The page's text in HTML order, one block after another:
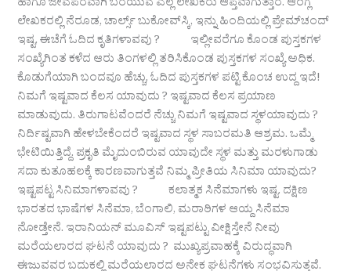
ಹಾಗೂ ಜೀವಪರವಾಗಿ ಬರೆಯುವ ಎಲ್ಲ ಲೇಖಕರು ಆಪ್ತವಾಗುತ್ತಾರೆ. ಆಂಗ್ಲ
ಲೇಖಕರಲ್ಲಿ ನೆರೂಡ, ಚಾರ್ಲ್ಸ್ ಬುಕೋವ್‌ಸ್ಕಿ, ಇನ್ನು ಹಿಂದಿಯಲ್ಲಿ ಪ್ರೇಮ್‌ಚಂದ್
ಇಷ್ಟ, ಈಚೆಗೆ ಓದಿದ ಕೃತಿಗಳಾವವು ? ಇಲ್ಲೀವರೆಗೂ ಕೊಂಡ ಪುಸ್ತಕಗಳ
ಸಂಖ್ಯೆಗಿಂತ ಕಳೆದ ಆರು ತಿಂಗಳಲ್ಲಿ ತರಿಸಿಕೊಂಡ ಪುಸ್ತಕಗಳ ಸಂಖ್ಯೆ ಅಧಿಕ.
ಕೊಡುಗೆಯಾಗಿ ಬಂದವೂ ಹೆಚ್ಚು, ಓದಿದ ಪುಸ್ತಕಗಳ ಪಟ್ಟಿ ಕೊಂಚ ಉದ್ದ ಇದೆ!
ನಿಮಗೆ ಇಷ್ಟವಾದ ಕೆಲಸ ಯಾವುದು ? ಇಷ್ಟವಾದ ಕೆಲಸ ಪ್ರಯಾಣ
ಮಾಡುವುದು. ತಿರುಗಾಟವೆಂದರೆ ನೆಚ್ಚು ನಿಮಗೆ ಇಷ್ಟವಾದ ಸ್ಥಳಯಾವುದು ?
ನಿರ್ದಿಷ್ಟವಾಗಿ ಹೇಳಬೇಕೆಂದರೆ ಇಷ್ಟವಾದ ಸ್ಥಳ ಸಾಬರಮತಿ ಆಶ್ರಮ. ಒಮ್ಮೆ
ಭೇಟಿಯಿತ್ತಿದ್ದೆ. ಪ್ರಕೃತಿ ಮೈದುಂಬಿರುವ ಯಾವುದೇ ಸ್ಥಳ ಮತ್ತು ಮರಳುಗಾಡು
ಸದಾ ಕುತೂಹಲಕ್ಕೆ ಕಾರಣವಾಗುತ್ತವೆ ನಿಮ್ಮ ಪ್ರೀತಿಯ ಸಿನಿಮಾ ಯಾವುದು?
ಇಷ್ಟಪಟ್ಟ ಸಿನಿಮಾಗಳಾವವು ? ಕಲಾತ್ಮಕ ಸಿನೆಮಾಗಳು ಇಷ್ಟ. ದಕ್ಷಿಣ
ಭಾರತದ ಭಾಷೆಗಳ ಸಿನೆಮಾ, ಬೆಂಗಾಲಿ, ಮರಾಠಿಗಳ ಆಯ್ದ ಸಿನೆಮಾ
ನೋಡ್ತೇನೆ. ಇರಾನಿಯನ್ ಮೂವಿಸ್ ಇಷ್ಟಪಟ್ಟು ವೀಕ್ಷಿಸ್ತೇನೆ ನೀವು
ಮರೆಯಲಾರದ ಘಟನೆ ಯಾವುದು ? ಮುಖ್ಯಪ್ರವಾಹಕ್ಕೆ ವಿರುದ್ಧವಾಗಿ